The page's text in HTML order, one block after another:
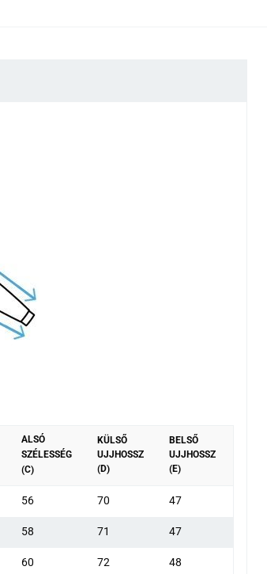
ALSÓ
SZÉLESSÉG
(C)
KÜLSŐ
UJJHOSSZ
(D)
BELSŐ
UJJHOSSZ
(E)
56 70 47
58 71 47
60 72 48